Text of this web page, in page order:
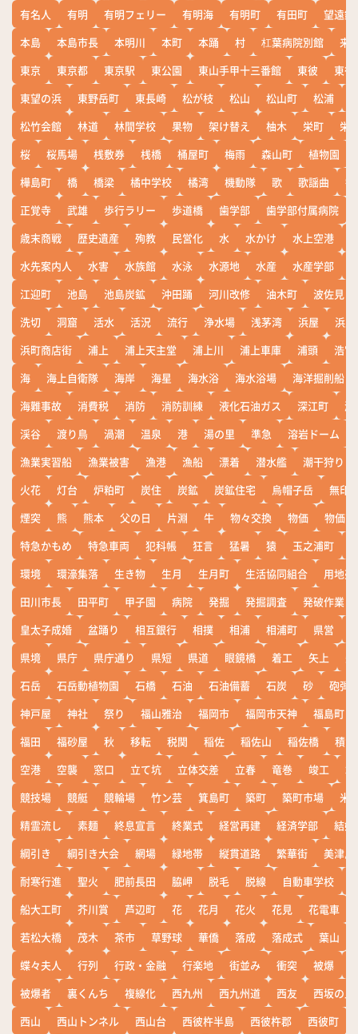
有名人
有明 有明フェリー 有明海 有明町 有田町
望遠鏡
本島
本島市長 本明川 本町 本踊 村 杠葉病院別館
来
東京
東京都 東京駅 東公園 東山手甲十三番館 東彼
東彼
東望の浜
東野岳町 東長崎 松が枝 松山 松山町 松浦
松竹会館
林道 林間学校 果物 架け替え 柚木 栄町
栄
桜
桜馬場 桟敷券 桟橋 桶屋町 梅雨 森山町 植物園
樺島町
橋 橋梁 橘中学校 橘湾 機動隊 歌 歌謡曲
正覚寺
武雄 歩行ラリー 歩道橋 歯学部 歯学部付属病院
歳末商戦
歴史遺産 殉教 民営化 水 水かけ 水上空港
水先案内人
水害 水族館 水泳 水源地 水産 水産学部
江迎町
池島 池島炭鉱 沖田踊 河川改修 油木町
波佐見
洗切
洞窟 活水 活況 流行 浄水場 浅茅湾 浜屋
浜
浜町商店街
浦上 浦上天主堂 浦上川 浦上車庫 浦頭
浩宮
海
海上自衛隊 海岸 海星 海水浴 海水浴場
海洋掘削船
海難事故
消費税 消防 消防訓練 液化石油ガス 深江町
淵
渓谷
渡り鳥 渦潮 温泉 港 湯の里 準急 溶岩ドーム
漁業実習船
漁業被害 漁港 漁船 漂着 潜水艦
潮干狩り
火花
灯台 炉粕町 炭住 炭鉱 炭鉱住宅 烏帽子岳
無印
煙突
熊 熊本 父の日 片淵 牛 物々交換 物価
物価高
特急かもめ
特急車両 犯科帳 狂言 猛暑 猿 玉之浦町
環境
環濠集落 生き物 生月 生月町 生活協同組合
用地売
田川市長
田平町 甲子園 病院 発掘 発掘調査
発破作業
皇太子成婚
盆踊り 相互銀行 相撲 相浦 相浦町 県営
県境
県庁 県庁通り 県短 県道 眼鏡橋 着工 矢上
石岳
石岳動植物園 石橋 石油 石油備蓄 石炭 砂
砲弾
神戸屋
神社 祭り 福山雅治 福岡市 福岡市天神
福島町
福田
福砂屋 秋 移転 税関 稲佐 稲佐山 稲佐橋
積雪
空港
空襲 窓口 立て坑 立体交差 立春 竜巻 竣工
競技場
競艇 競輪場 竹ン芸 箕島町 築町 築町市場
米
精霊流し
素麺 終息宣言 終業式 経営再建 経済学部
結婚
綱引き
綱引き大会 網場 緑地帯 縦貫道路 繁華街
美津島
耐寒行進
聖火 肥前長田 脇岬 脱毛 脱線 自動車学校
船大工町
芥川賞 芦辺町 花 花月 花火 花見 花電車
若松大橋
茂木 茶市 草野球 華僑 落成 落成式 葉山
蝶々夫人
行列 行政・金融 行楽地 街並み 衝突 被爆
被爆者
裏くんち 複線化 西九州 西九州道 西友
西坂の丘
西山
西山トンネル 西山台 西彼杵半島 西彼杵郡 西彼町